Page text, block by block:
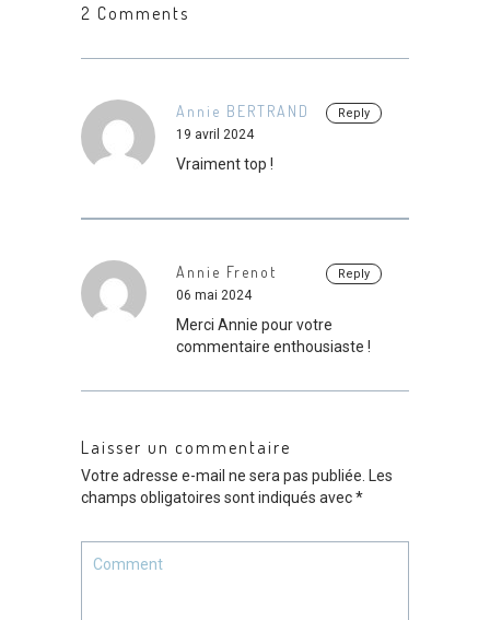
2 Comments
Reply
Annie BERTRAND
19 avril 2024
Vraiment top !
Reply
Annie Frenot
06 mai 2024
Merci Annie pour votre
commentaire enthousiaste !
Laisser un commentaire
Votre adresse e-mail ne sera pas publiée. Les
champs obligatoires sont indiqués avec*